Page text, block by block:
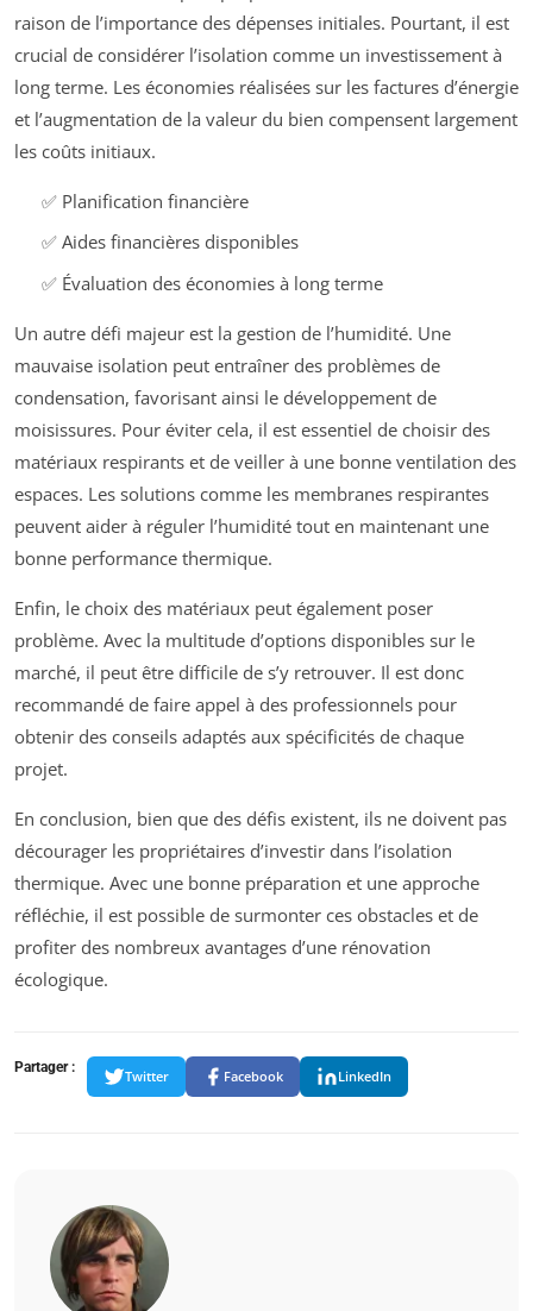
raison de l’importance des dépenses initiales. Pourtant, il est
crucial de considérer l’isolation comme un investissement à
long terme. Les économies réalisées sur les factures d’énergie
et l’augmentation de la valeur du bien compensent largement
les coûts initiaux.
✅ Planification financière
✅ Aides financières disponibles
✅ Évaluation des économies à long terme
Un autre défi majeur est la gestion de l’humidité. Une
mauvaise isolation peut entraîner des problèmes de
condensation, favorisant ainsi le développement de
moisissures. Pour éviter cela, il est essentiel de choisir des
matériaux respirants et de veiller à une bonne ventilation des
espaces. Les solutions comme les membranes respirantes
peuvent aider à réguler l’humidité tout en maintenant une
bonne performance thermique.
Enfin, le choix des matériaux peut également poser
problème. Avec la multitude d’options disponibles sur le
marché, il peut être difficile de s’y retrouver. Il est donc
recommandé de faire appel à des professionnels pour
obtenir des conseils adaptés aux spécificités de chaque
projet.
En conclusion, bien que des défis existent, ils ne doivent pas
décourager les propriétaires d’investir dans l’isolation
thermique. Avec une bonne préparation et une approche
réfléchie, il est possible de surmonter ces obstacles et de
profiter des nombreux avantages d’une rénovation
écologique.
Partager :
Twitter Facebook LinkedIn